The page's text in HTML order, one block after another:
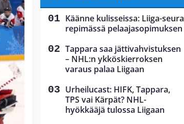
Käänne kulisseissa: Liiga-seura
repimässä pelaajasopimuksen
Tappara saa jättivahvistuksen
– NHL:n ykköskierroksen
varaus palaa Liigaan
Urheilucast: HIFK, Tappara,
TPS vai Kärpät? NHL-
hyökkääjä tulossa Liigaan